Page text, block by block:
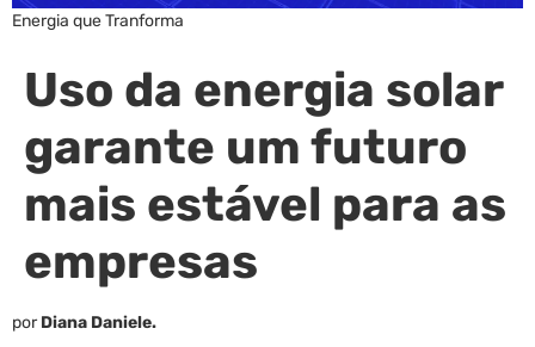
Energia que Tranforma
Uso da energia solar
garante um futuro
mais estável para as
empresas
porDiana Daniele.